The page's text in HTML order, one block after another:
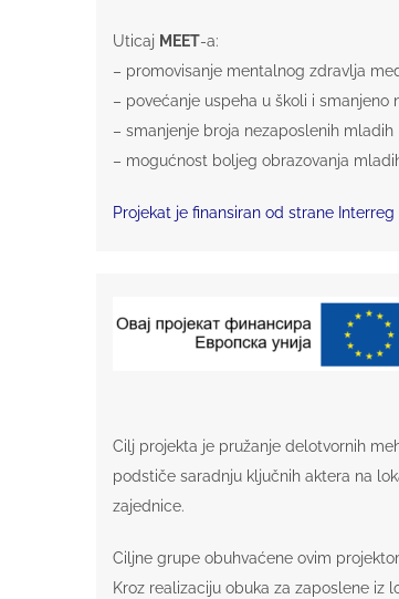
Uticaj MEET-a:
– promovisanje mentalnog zdravlja
– povećanje uspeha u školi i smanjeno
– smanjenje broja nezaposlenih mladih
– mogućnost boljeg obrazovanja
Projekat je finansiran od strane
Cilj projekta je pružanje delotvornih
podstiče saradnju ključnih aktera na
zajednice.
Ciljne grupe obuhvaćene ovim
Kroz realizaciju obuka za zaposlene iz